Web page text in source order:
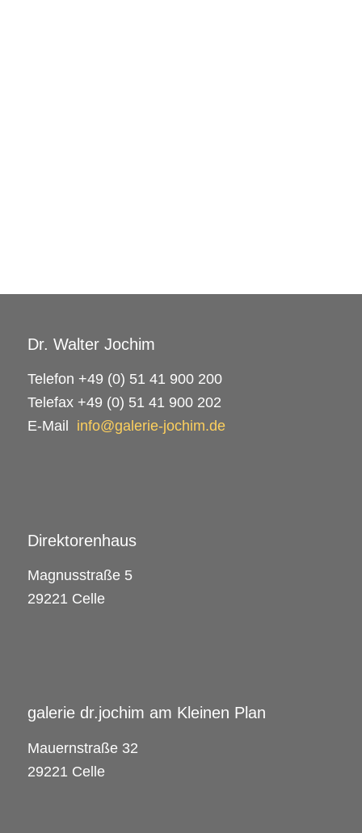
Dr. Walter Jochim
Telefon +49 (0) 51 41 900 200
Telefax +49 (0) 51 41 900 202
E-Mail info@galerie-jochim.de
Direktorenhaus
Magnusstraße 5
29221 Celle
galerie dr.jochim am Kleinen Plan
Mauernstraße 32
29221 Celle